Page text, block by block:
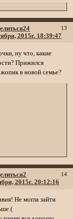
13
24
2015г. 18:39:47
ну что, какие
Прижился
в новой семье?
14
2
2015г. 20:12:16
Не могла зайти
(